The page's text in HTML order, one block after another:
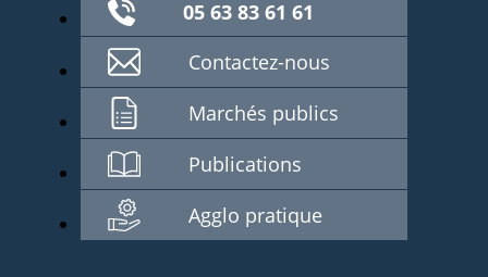
05 63 83 61 61
Contactez-nous
Marchés publics
Publications
Agglo pratique